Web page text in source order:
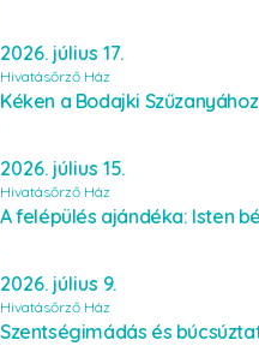
2026. július 17.
Hivatásőrző Ház
Kéken a Bodajki Szűzanyához
2026. július 15.
Hivatásőrző Ház
2026. július 9.
Hivatásőrző Ház